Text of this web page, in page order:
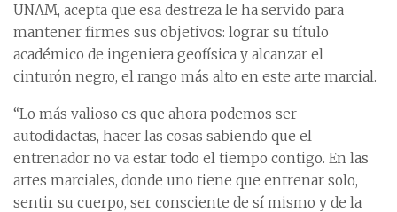
UNAM, acepta que esa destreza le ha servido para
mantener firmes sus objetivos: lograr su título
académico de ingeniera geofísica y alcanzar el
cinturón negro, el rango más alto en este arte marcial.
“Lo más valioso es que ahora podemos ser
autodidactas, hacer las cosas sabiendo que el
entrenador no va estar todo el tiempo contigo. En las
artes marciales, donde uno tiene que entrenar solo,
sentir su cuerpo, ser consciente de sí mismo y de la